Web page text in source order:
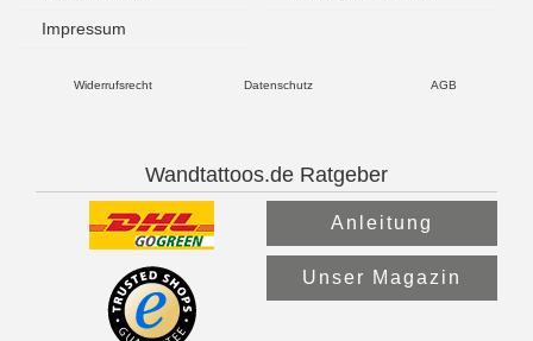
Impressum
Widerrufsrecht Datenschutz AGB
Wandtattoos.de Ratgeber
Anleitung
Unser Magazin